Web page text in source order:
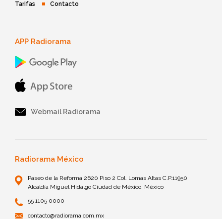
Tarifas Contacto
APP Radiorama
Webmail Radiorama
Radiorama México
Paseo de la Reforma 2620 Piso 2 Col. Lomas Altas C.P.11950
Alcaldía Miguel Hidalgo Ciudad de México, México
55 1105 0000
contacto@radiorama.com.mx